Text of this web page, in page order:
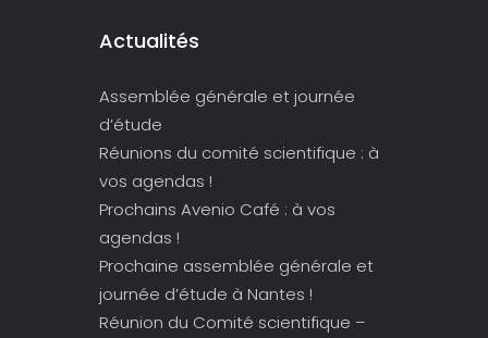
Actualités
Assemblée générale et journée
d’étude
Réunions du comité scientifique : à
vos agendas !
Prochains Avenio Café : à vos
agendas !
Prochaine assemblée générale et
journée d’étude à Nantes !
Réunion du Comité scientifique –